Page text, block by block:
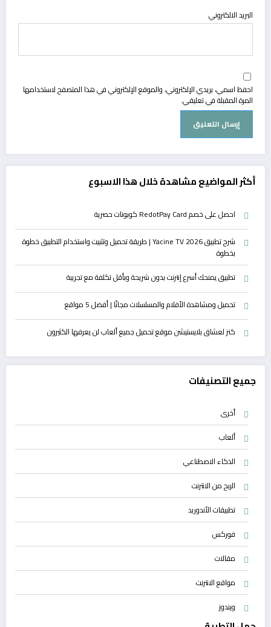
البريد الالكتروني
احفظ اسمي، بريدي الإلكتروني، والموقع الإلكتروني في هذا المتصفح لاستخدامها
المرة المقبلة في تعليقي.
أكثر المواضيع مشاهدة خلال هذا الاسبوع
احصل على خصم RedotPay Card كوبونات حصرية
شرح تطبيق Yacine TV 2026 | طريقة تحميل وتثبيت واستخدام التطبيق خطوة
بخطوة
تطبيق يمنحك أسرع إنترنت بدون شريحة وبأقل تكلفة مع تجريبة
تحميل ومشاهدة الأفلام والمسلسلات مجانًا | أفضل 5 مواقع
كنز لعشاق بلايستيشن موقع تحميل جميع ألعاب لن يعرفها الكثيرون
جميع التصنيفات
أخرى
ألعاب
الذكاء الاصطناعي
الربح من الانترنت
تطبيقات الأندوريد
فوركس
مقالات
مواقع الانترنت
ويندوز